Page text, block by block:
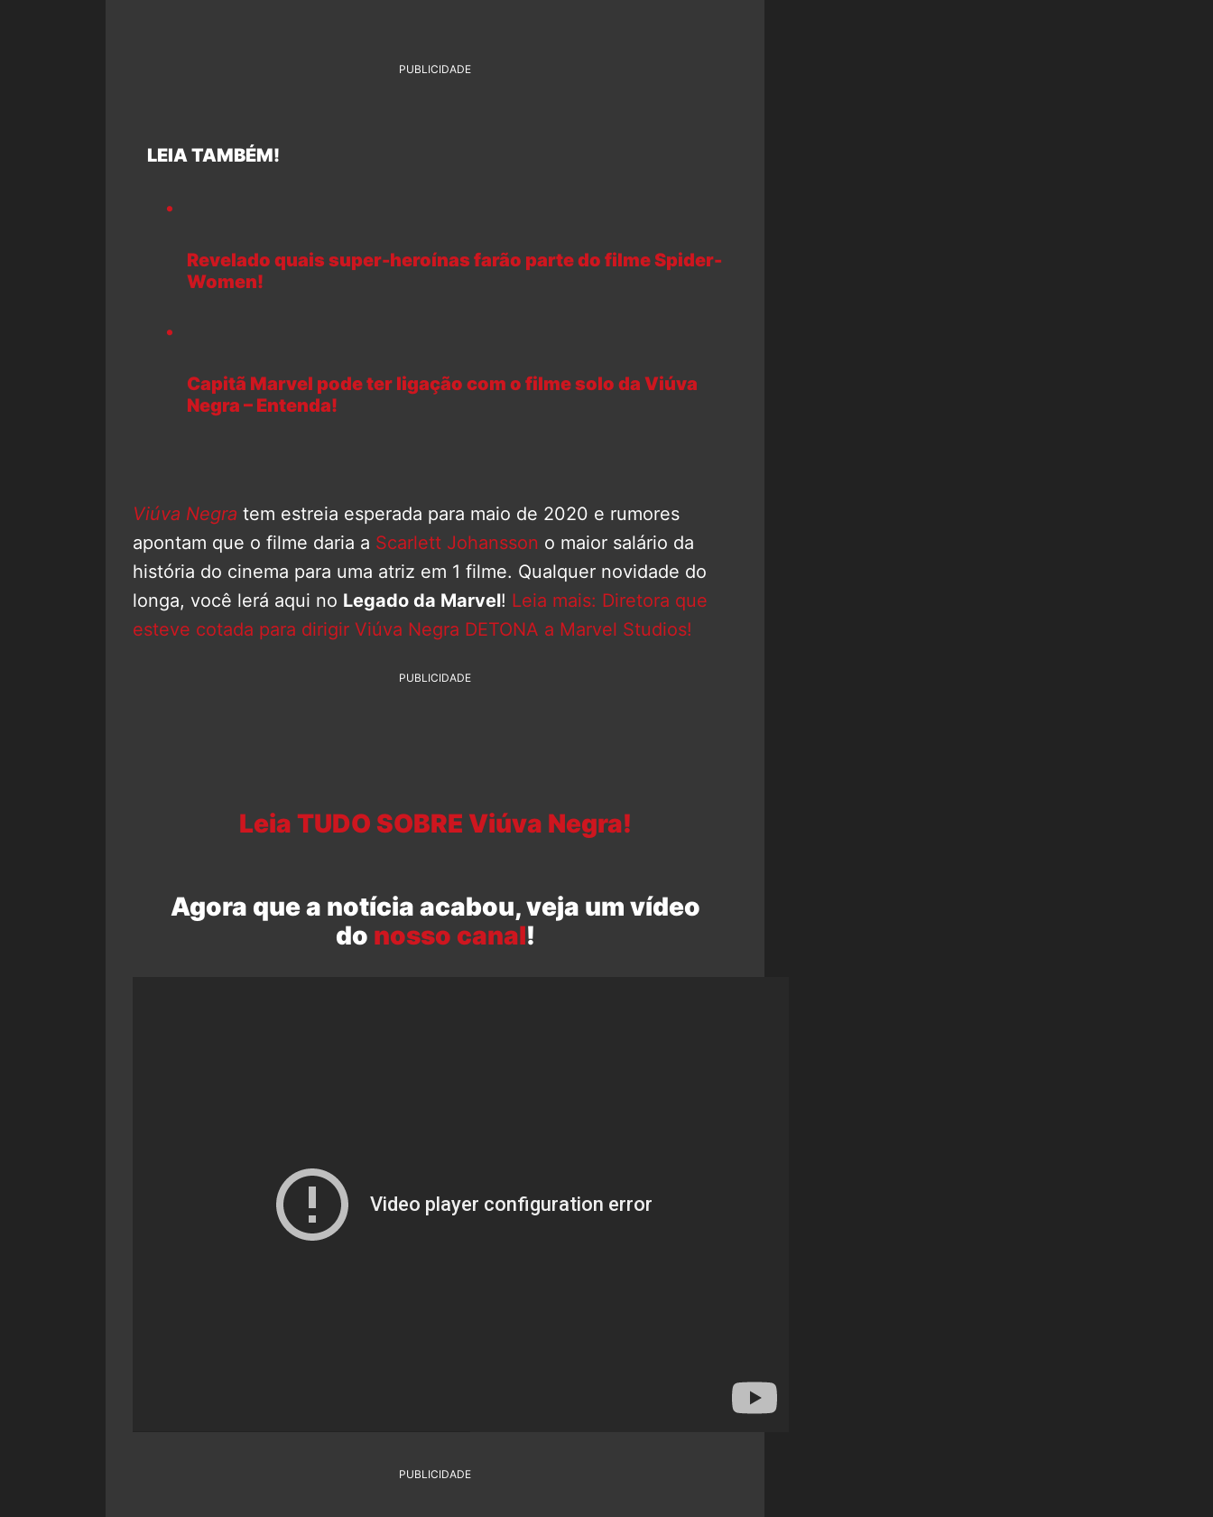
PUBLICIDADE
LEIA TAMBÉM!
Revelado quais super-heroínas farão parte do filme Spider-
Women!
Capitã Marvel pode ter ligação com o filme solo da Viúva
Negra – Entenda!
Viúva Negra tem estreia esperada para maio de 2020 e rumores
apontam que o filme daria a Scarlett Johansson o maior salário da
história do cinema para uma atriz em 1 filme. Qualquer novidade do
longa, você lerá aqui no Legado da Marvel! Leia mais: Diretora que
esteve cotada para dirigir Viúva Negra DETONA a Marvel Studios!
PUBLICIDADE
Leia TUDO SOBRE Viúva Negra!
Agora que a notícia acabou, veja um vídeo
do nosso canal!
PUBLICIDADE